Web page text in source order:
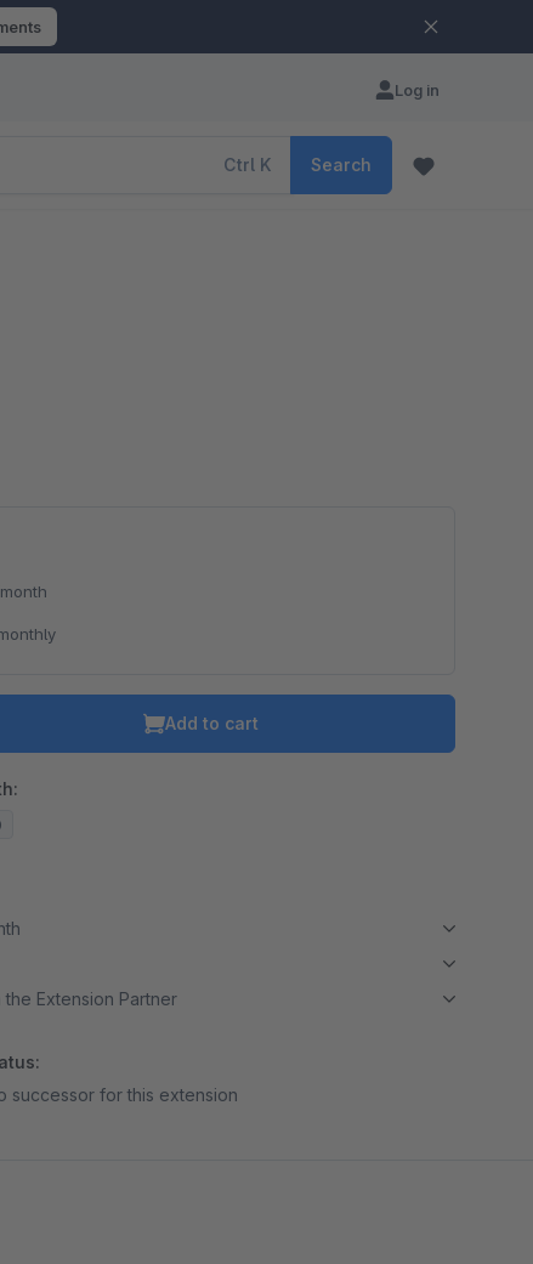
Log in
Ctrl K Search
Add to cart
Extension Partner
successor for this extension